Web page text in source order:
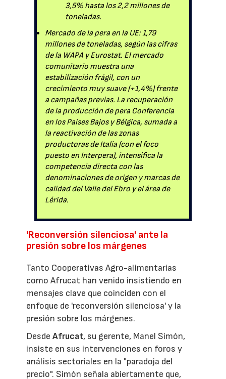
3,5% hasta los 2,2 millones de
toneladas.
Mercado de la pera en la UE: 1,79
millones de toneladas, según las cifras
de la WAPA y Eurostat. El mercado
comunitario muestra una
estabilización frágil, con un
crecimiento muy suave (+1,4%) frente
a campañas previas. La recuperación
de la producción de pera Conferencia
en los Países Bajos y Bélgica, sumada a
la reactivación de las zonas
productoras de Italia (con el foco
puesto en Interpera), intensifica la
competencia directa con las
denominaciones de origen y marcas de
calidad del Valle del Ebro y el área de
Lérida.
'Reconversión silenciosa' ante la
presión sobre los márgenes
Tanto Cooperativas Agro-alimentarias
como Afrucat han venido insistiendo en
mensajes clave que coinciden con el
enfoque de 'reconversión silenciosa' y la
presión sobre los márgenes.
DesdeAfrucat, su gerente, Manel Simón,
insiste en sus intervenciones en foros y
análisis sectoriales en la "paradoja del
precio". Simón señala abiertamente que,